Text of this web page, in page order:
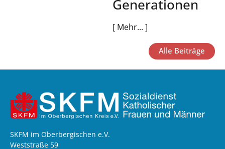
Generationen
[ Mehr... ]
Alle Beiträge
SKFM im Oberbergischen e.V.
Weststraße 59